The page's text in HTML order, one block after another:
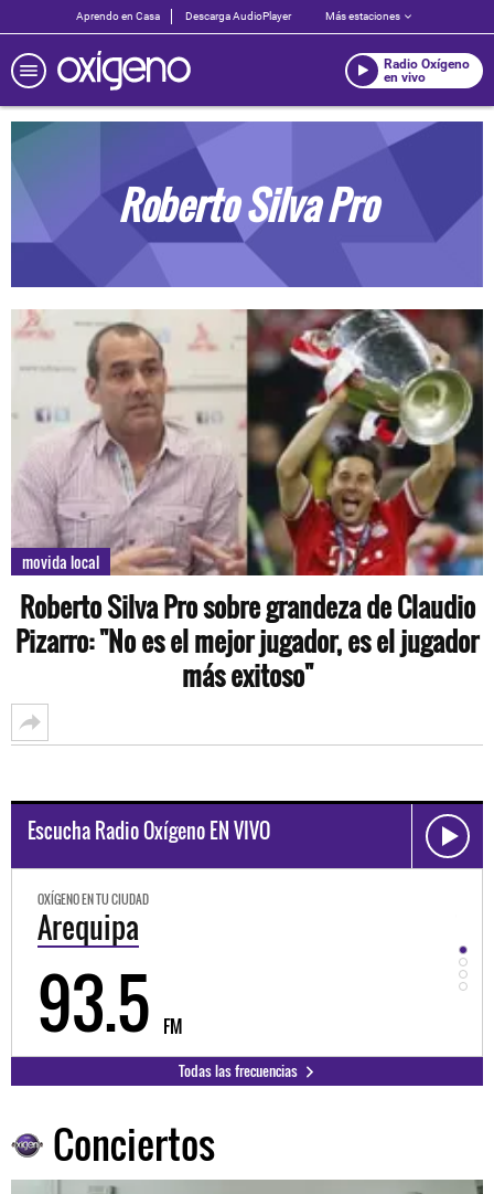
Aprendo en Casa Descarga AudioPlayer Más estaciones
Radio Oxígeno
en vivo
Roberto Silva Pro
movida local
Roberto Silva Pro sobre grandeza de Claudio
Pizarro: "No es el mejor jugador, es el jugador
más exitoso"
Escucha Radio Oxígeno EN VIVO
OXÍGENO EN TU CIUDAD
Trujillo
98.3 FM
Todas las frecuencias
Conciertos